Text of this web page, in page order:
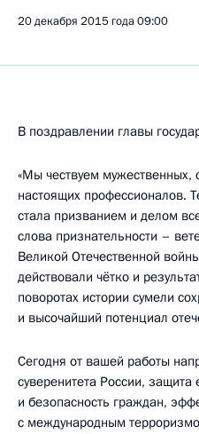
20 декабря 2015 года09:00
В поздравлении главы
«Мы чествуем мужественных,
настоящих профессионалов.
стала призванием и делом
слова признательности –
Великой Отечественной
действовали чётко и
поворотах истории сумели
и высочайший потенциал
Сегодня от вашей работы
суверенитета России,
и безопасность граждан,
с международным